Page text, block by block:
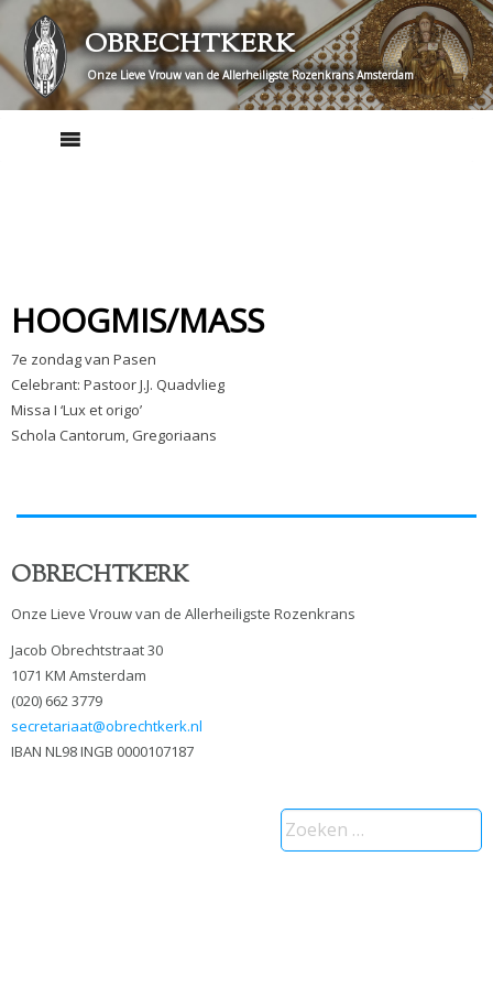
Skip
content
OBRECHTKERK
Onze Lieve Vrouw van de Allerheiligste Rozenkrans Amsterdam
HOOGMIS/MASS
7e zondag van Pasen
Celebrant: Pastoor J.J. Quadvlieg
Missa I ‘Lux et origo’
Schola Cantorum, Gregoriaans
OBRECHTKERK
Onze Lieve Vrouw van de Allerheiligste Rozenkrans
Jacob Obrechtstraat 30
1071 KM Amsterdam
(020) 662 3779
secretariaat@obrechtkerk.nl
IBAN NL98 INGB 0000107187
Zoeken
naar: